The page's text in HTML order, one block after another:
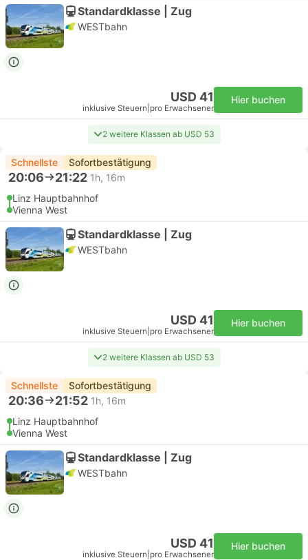
Standardklasse | Zug
WESTbahn
USD 41
inklusive Steuern pro Erwachsener
Hier buchen
2 weitere Klassen ab USD 53
Schnellste Sofortbestätigung
20:06 21:22 1h, 16m
Linz Hauptbahnhof
Vienna West
Standardklasse | Zug
WESTbahn
USD 41
inklusive Steuern pro Erwachsener
Hier buchen
2 weitere Klassen ab USD 53
Schnellste Sofortbestätigung
20:36 21:52 1h, 16m
Linz Hauptbahnhof
Vienna West
Standardklasse | Zug
WESTbahn
USD 41
inklusive Steuern pro Erwachsener
Hier buchen